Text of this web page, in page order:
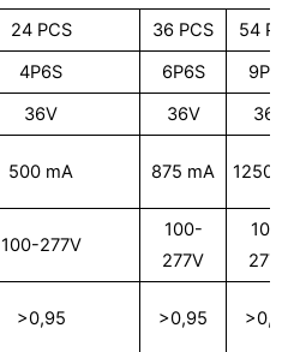
24 PCS 36 PCS
54 PCS
4P6S 6P6S
9P6S
36V 36V
36V
500 mA 875 mA 1250
100-277V
100-
277V
100-
277V
>0,95 >0,95 >0,95